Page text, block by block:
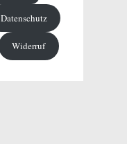
Datenschutz
Widerruf